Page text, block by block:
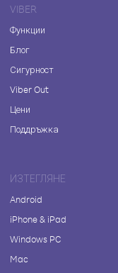
VIBER
Функции
Блог
Сигурност
Viber Out
Цени
Поддръжка
ИЗТЕГЛЯНЕ
Android
iPhone & iPad
Windows PC
Mac